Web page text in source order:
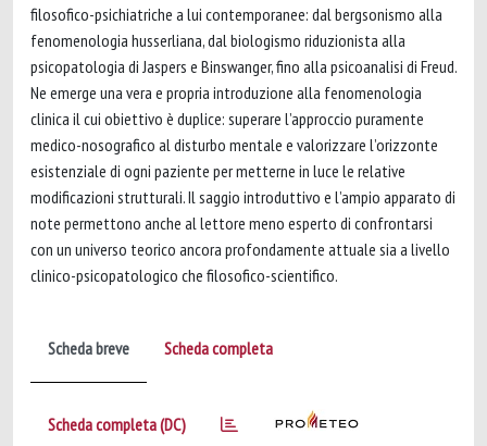
filosofico-psichiatriche a lui contemporanee: dal bergsonismo alla
fenomenologia husserliana, dal biologismo riduzionista alla
psicopatologia di Jaspers e Binswanger, fino alla psicoanalisi di Freud.
Ne emerge una vera e propria introduzione alla fenomenologia
clinica il cui obiettivo è duplice: superare l’approccio puramente
medico-nosografico al disturbo mentale e valorizzare l’orizzonte
esistenziale di ogni paziente per metterne in luce le relative
modificazioni strutturali. Il saggio introduttivo e l’ampio apparato di
note permettono anche al lettore meno esperto di confrontarsi
con un universo teorico ancora profondamente attuale sia a livello
clinico-psicopatologico che filosofico-scientifico.
Scheda breve Scheda completa
Scheda completa (DC)